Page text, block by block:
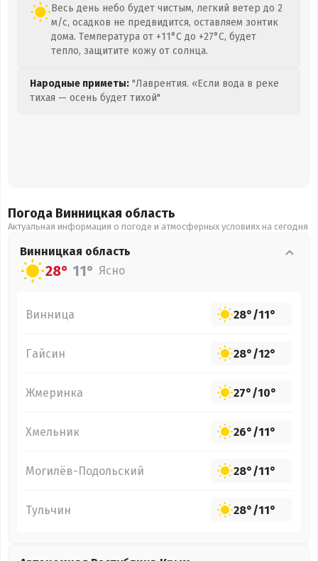
Весь день небо будет чистым, легкий ветер до 2
м/с, осадков не предвидится, оставляем зонтик
дома. Температура от +11°C до +27°C, будет
тепло, защитите кожу от солнца.
Народные приметы: "Лаврентия. «Если вода в реке
тихая — осень будет тихой"
Погода Винницкая область
Актуальная информация о погоде и атмосферных условиях на сегодня
Винницкая область
28° 11° Ясно
Винница 28°/11°
Гайсин 28°/12°
Жмеринка 27°/10°
Хмельник 26°/11°
Могилёв-Подольский 28°/11°
Тульчин 28°/11°